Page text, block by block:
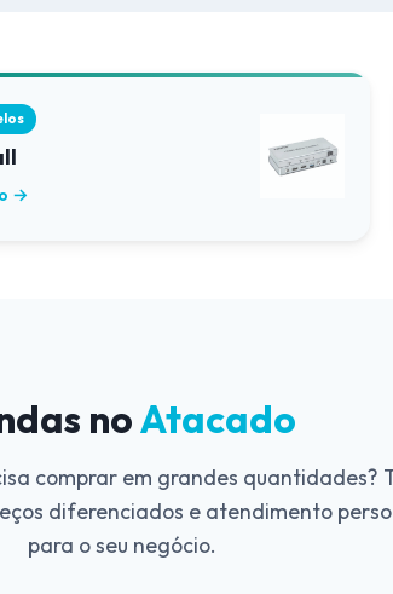
→
noAtacado
comprar em grandes quantidades?
diferenciados e atendimento
para o seu negócio.